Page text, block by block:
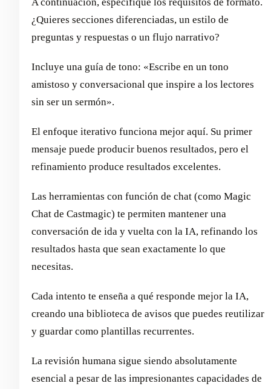
¿Quieres secciones diferenciadas, un estilo de
preguntas y respuestas o un flujo narrativo?
Incluye una guía de tono: «Escribe en un tono
amistoso y conversacional que inspire a los lectores
sin ser un sermón».
El enfoque iterativo funciona mejor aquí. Su primer
mensaje puede producir buenos resultados, pero el
refinamiento produce resultados excelentes.
Las herramientas con función de chat (como Magic
Chat de Castmagic) te permiten mantener una
conversación de ida y vuelta con la IA, refinando los
resultados hasta que sean exactamente lo que
necesitas.
Cada intento te enseña a qué responde mejor la IA,
creando una biblioteca de avisos que puedes reutilizar
y guardar como plantillas recurrentes.
La revisión humana sigue siendo absolutamente
esencial a pesar de las impresionantes capacidades de